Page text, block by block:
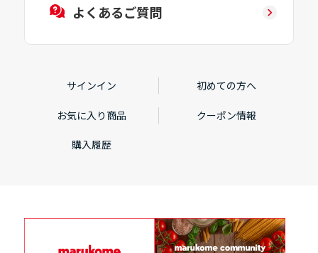
よくあるご質問
サインイン 初めての方へ
お気に入り商品 クーポン情報
購入履歴